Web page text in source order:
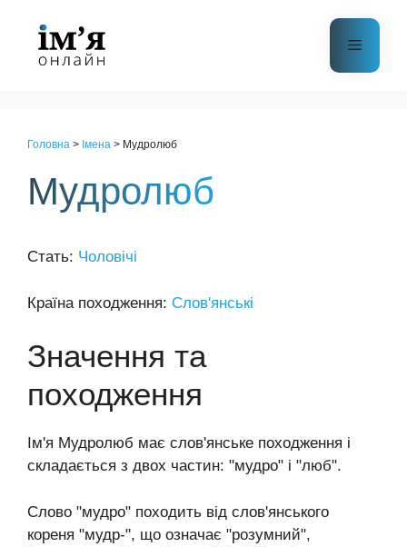
контенту
Меню
Головна > Імена > Мудролюб
Мудролюб
Стать: Чоловічі
Країна походження: Слов'янські
Значення та
походження
Ім'я Мудролюб має слов'янське походження і
складається з двох частин: "мудро" і "люб".
Слово "мудро" походить від слов'янського
кореня "мудр-", що означає "розумний",